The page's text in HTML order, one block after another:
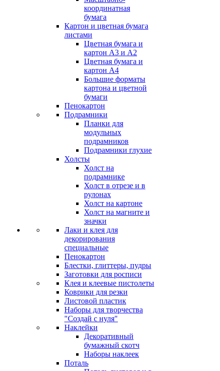
координатная
бумага
Картон и цветная бумага
листами
Цветная бумага и
картон А3 и А2
Цветная бумага и
картон А4
Большие форматы
картона и цветной
бумаги
Пенокартон
Подрамники
Планки для
модульных
подрамников
Подрамники глухие
Холсты
Холст на
подрамнике
Холст в отрезе и в
рулонах
Холст на картоне
Холст на магните и
значки
Лаки и клея для
декорирования
специальные
Пенокартон
Блестки, глиттеры, пудры
Заготовки для росписи
Клея и клеевые пистолеты
Коврики для резки
Листовой пластик
Наборы для творчества
"Создай с нуля"
Наклейки
Декоративный
бумажный скотч
Наборы наклеек
Поталь